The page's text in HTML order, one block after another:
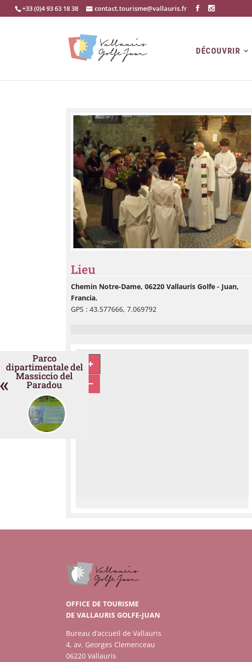
+33 (0)4 93 63 18 38 contact.tourisme@vallauris.fr
DÉCOUVRIR
«
Parco
dipartimentale del
Massiccio del
Paradou
Lieu
Chemin Notre-Dame, 06220 Vallauris Golfe - Juan,
Francia.
GPS : 43.577666, 7.069792
OFFICE DE TOURISME
DE VALLAURIS GOLFE-JUAN
Bureau d’accueil de Vallauris
4, av. Georges Clemenceau
06220 Vallauris